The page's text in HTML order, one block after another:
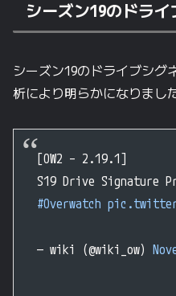
シーズン19のドラ
シーズン19のドライブシグ
析により明らかになりまし
[OW2 – 2.19.1]
S19 Drive Signature
#Overwatch
— wiki (@wiki_ow)